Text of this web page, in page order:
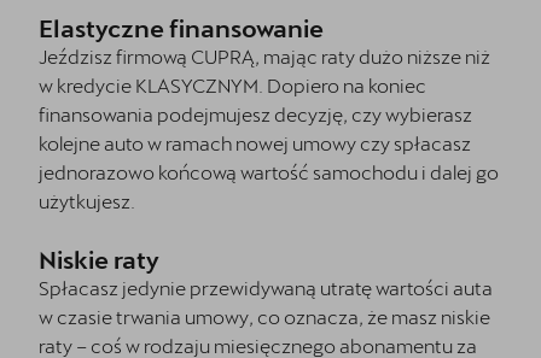
Elastyczne finansowanie
Jeździsz firmową CUPRĄ, mając raty dużo niższe niż
w kredycie KLASYCZNYM. Dopiero na koniec
finansowania podejmujesz decyzję, czy wybierasz
kolejne auto w ramach nowej umowy czy spłacasz
jednorazowo końcową wartość samochodu i dalej go
użytkujesz.
Niskie raty
Spłacasz jedynie przewidywaną utratę wartości auta
w czasie trwania umowy, co oznacza, że masz niskie
raty – coś w rodzaju miesięcznego abonamentu za